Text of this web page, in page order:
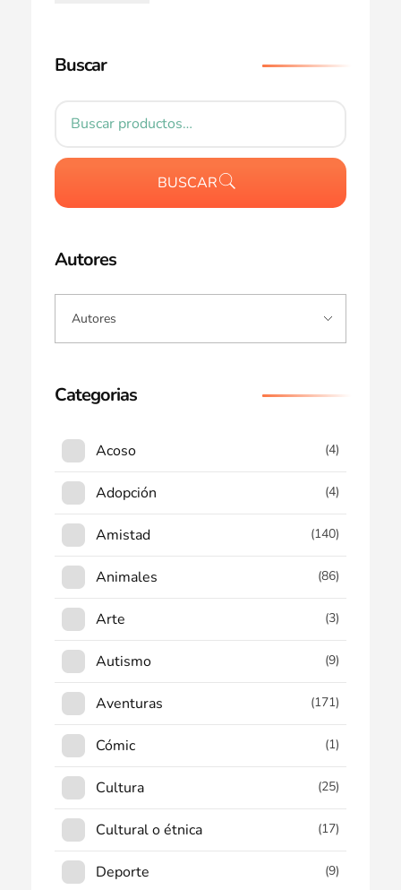
Buscar
BUSCAR
Autores
Categorias
Acoso (4)
Adopción (4)
Amistad (140)
Animales (86)
Arte (3)
Autismo (9)
Aventuras (171)
Cómic (1)
Cultura (25)
Cultural o étnica (17)
Deporte (9)